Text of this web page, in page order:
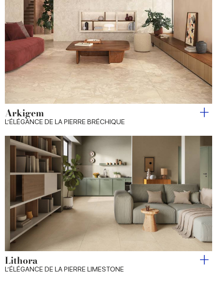
Arkigem
L’ÉLÉGANCE DE LA PIERRE BRÉCHIQUE
Lithora
L’ÉLÉGANCE DE LA PIERRE LIMESTONE